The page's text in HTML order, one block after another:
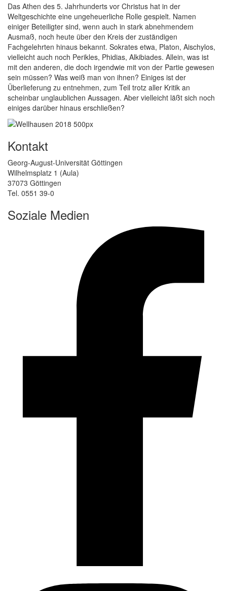
Das Athen des 5. Jahrhunderts vor Christus hat in der
Weltgeschichte eine ungeheuerliche Rolle gespielt. Namen
einiger Beteiligter sind, wenn auch in stark abnehmendem
Ausmaß, noch heute über den Kreis der zuständigen
Fachgelehrten hinaus bekannt. Sokrates etwa, Platon, Aischylos,
vielleicht auch noch Perikles, Phidias, Alkibiades. Allein, was ist
mit den anderen, die doch irgendwie mit von der Partie gewesen
sein müssen? Was weiß man von ihnen? Einiges ist der
Überlieferung zu entnehmen, zum Teil trotz aller Kritik an
scheinbar unglaublichen Aussagen. Aber vielleicht läßt sich noch
einiges darüber hinaus erschließen?
Kontakt
Georg-August-Universität Göttingen
Wilhelmsplatz 1 (Aula)
37073 Göttingen
Tel. 0551 39-0
Soziale Medien